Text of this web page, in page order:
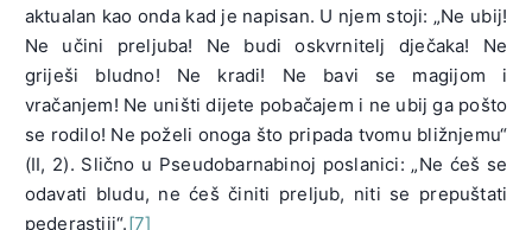
aktualan kao onda kad je napisan. U njem stoji: „Ne ubij!
Ne učini preljuba! Ne budi oskvrnitelj dječaka! Ne
griješi bludno! Ne kradi! Ne bavi se magijom i
vračanjem! Ne uništi dijete pobačajem i ne ubij ga pošto
se rodilo! Ne poželi onoga što pripada tvomu bližnjemu“
(II, 2). Slično u Pseudobarnabinoj poslanici: „Ne ćeš se
odavati bludu, ne ćeš činiti preljub, niti se prepuštati
pederastiji“.[7]